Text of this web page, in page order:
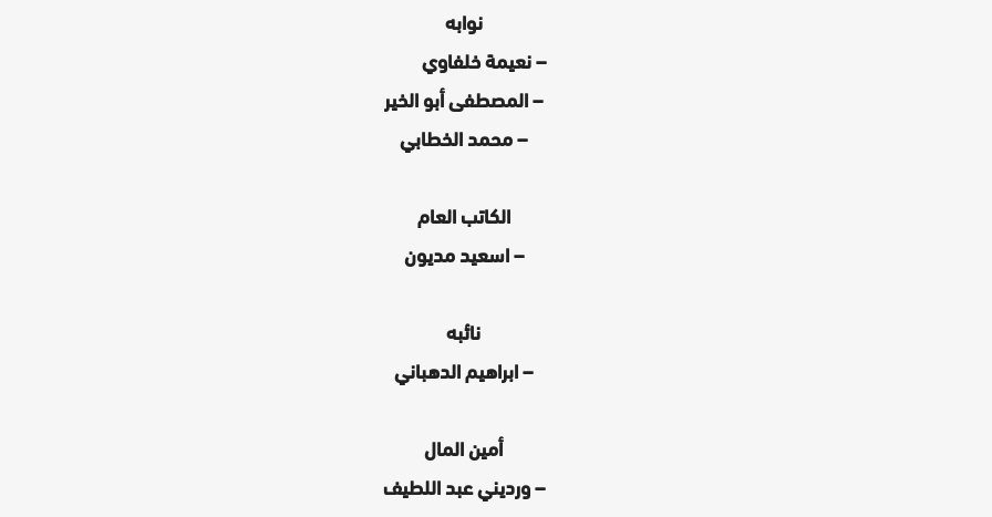
نوابه
– نعيمة خلفاوي
– المصطفى أبو الخير
– محمد الخطابي
الكاتب العام
– اسعيد مديون
نائبه
– ابراهيم الدهباني
أمين المال
– ورديني عبد اللطيف